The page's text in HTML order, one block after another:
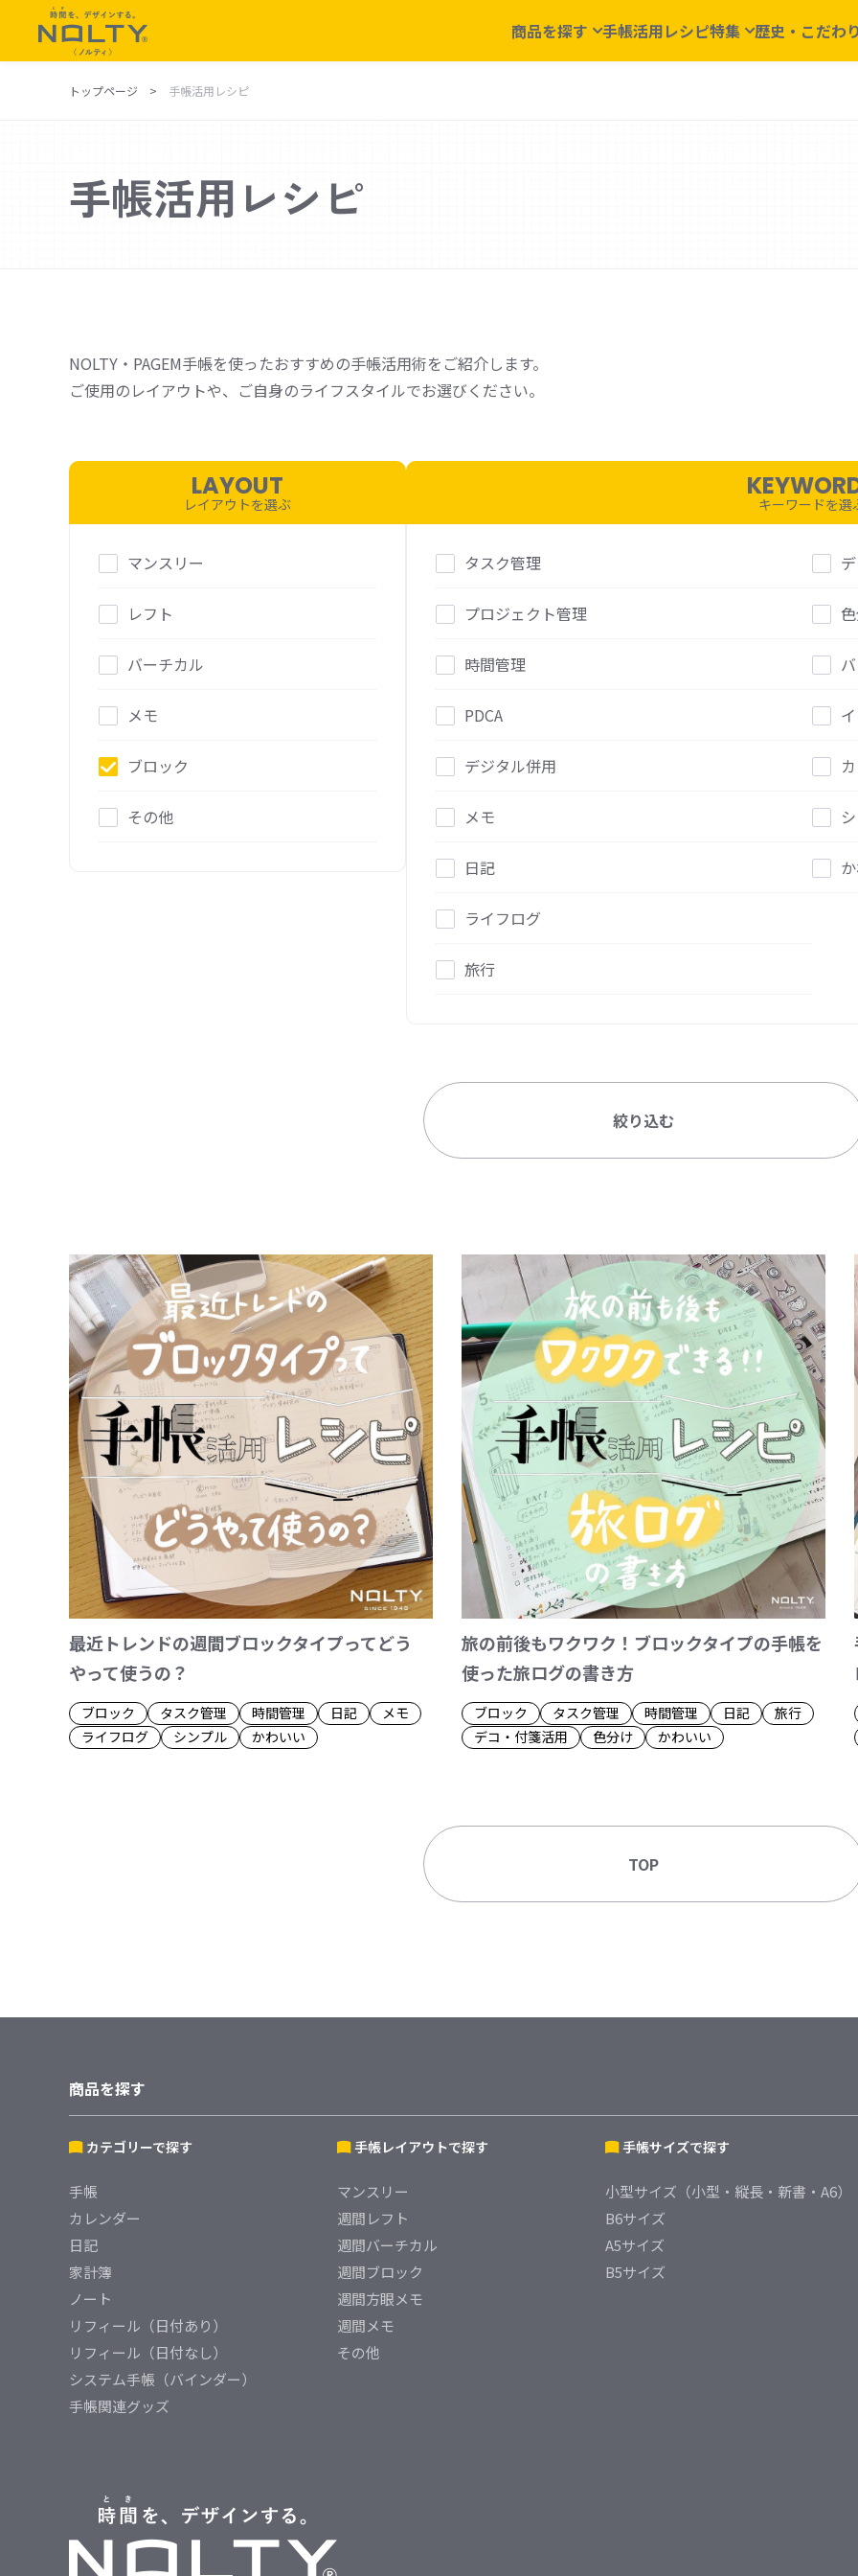
商品を探す
カテゴリーで探す
ノート
システム手帳(バインダー)
週間方眼メモ
手帳活用レシピ特集
1年でやりたい100のこと
歴史・こだわ
品質 歴史
トップページ 手帳活用レシピ
手帳活用レシピ
NOLTY・PAGEM手帳を使ったおすすめの手帳活用術をご紹介します。
ご使用のレイアウトや、ご自身のライフスタイルでお選びください。
LAYOUT
レイアウトを選ぶ
マンスリー
レフト
バーチカル
メモ
ブロック
その他
キーワードを選
タスク管理
プロジェクト管理
時間管理
PDCA
デジタル併用
メモ
日記
ライフログ
旅行
絞り込む
最近トレンドの週間ブロックタイプってどう
やって使うの？
ブロック タスク管理 時間管理 日記
メモ
ライフログ
シンプル かわいい
旅の前後もワクワク！ブロックタイプの手帳を
使った旅ログの書き方
ブロック タスク管理 時間管理 日記
旅行
デコ・付箋活用
色分け かわいい
TOP
商品を探す
カテゴリーで探す
手帳
カレンダー
日記
家計簿
ノート
リフィール（日付あり）
リフィール（日付なし）
システム手帳（バインダー）
手帳関連グッズ
手帳レイアウトで探す
マンスリー
週間レフト
週間バーチカル
週間ブロック
週間方眼メモ
週間メモ
その他
手帳サイズで探す
小型サイズ（小型・縦長・新書・A6）
B6サイズ
A5サイズ
B5サイズ